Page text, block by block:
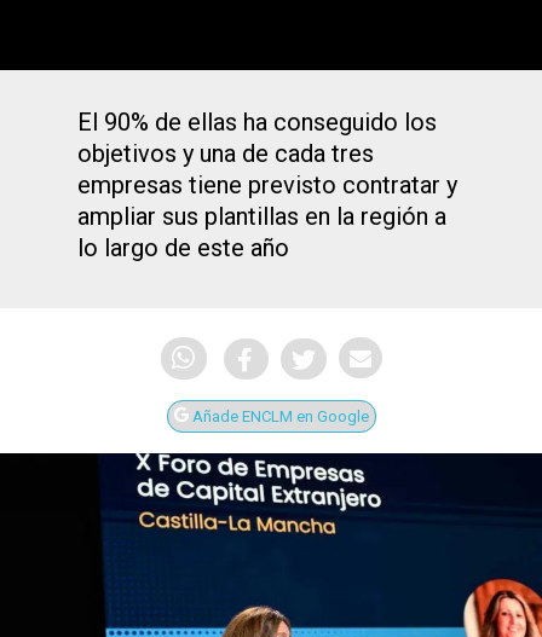
El 90% de ellas ha conseguido los
objetivos y una de cada tres
empresas tiene previsto contratar y
ampliar sus plantillas en la región a
lo largo de este año
Añade ENCLM en Google